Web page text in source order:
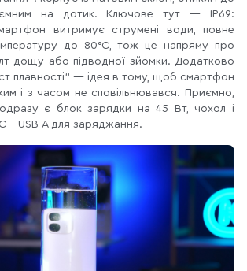
на дотик. Ключове тут — IP69:
витримує струмені води, повне
до 80°C, тож це напряму про
дощу або підводної зйомки. Додатково
плавності” — ідея в тому, щоб смартфон
і з часом не сповільнювався. Приємно,
є блок зарядки на 45 Вт, чохол і
- USB-A для заряджання.